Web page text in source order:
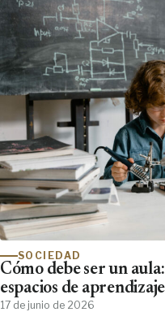
SOCIEDAD
Cómo debe ser un
espacios de aprendizaje
17 de junio de 2026